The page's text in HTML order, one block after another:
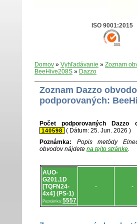
ISO 9001:2015
Domov » Vyhľadávanie » Zoznam
BeeHive208S » Dazzo
Zoznam Dazzo
podporovaných:
Počet podporovaných Dazzo
140598
( Dátum: 25. Jun. 2026 )
Poznámka:
Popis metódy
obvodov nájdete na tejto stránke.
Zoznam
AUO-
G201.1D
[TQFN24-
4x4] (PS-1)
Poznámka: 5557
- -